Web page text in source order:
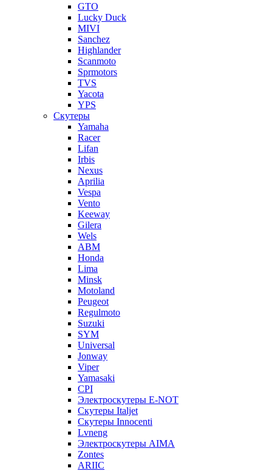
GTO
Lucky Duck
MIVI
Sanchez
Highlander
Scanmoto
Sprmotors
TVS
Yacota
YPS
Скутеры
Yamaha
Racer
Lifan
Irbis
Nexus
Aprilia
Vespa
Vento
Keeway
Gilera
Wels
ABM
Honda
Lima
Minsk
Motoland
Peugeot
Regulmoto
Suzuki
SYM
Universal
Jonway
Viper
Yamasaki
CPI
Электроскутеры E-NOT
Скутеры Italjet
Скутеры Innocenti
Lvneng
Электроскутеры AIMA
Zontes
ARIIC